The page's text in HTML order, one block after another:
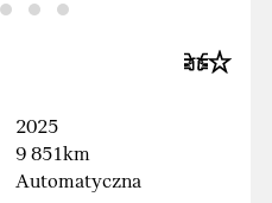
2025
9 851km
Automatyczna